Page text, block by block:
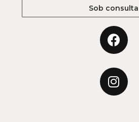
Sob consulta